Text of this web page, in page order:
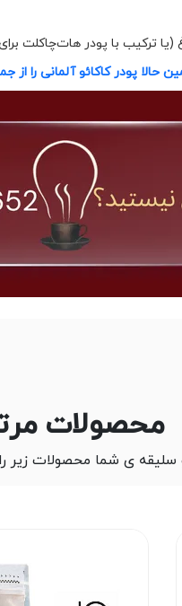
حالا پودر کاکائو آلمانی را از
محصولات
ی شما محصولات زیر